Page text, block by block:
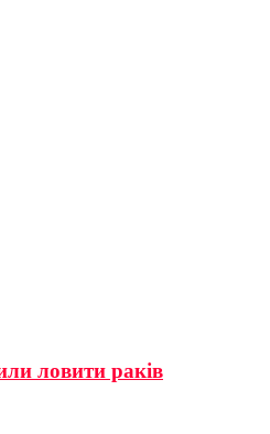
ловити раків